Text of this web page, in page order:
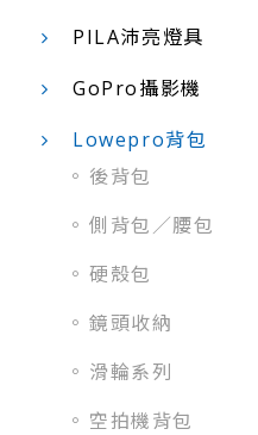
PILA沛亮燈具
GoPro攝影機
Lowepro背包
後背包
側背包／腰包
硬殼包
鏡頭收納
滑輪系列
空拍機背包